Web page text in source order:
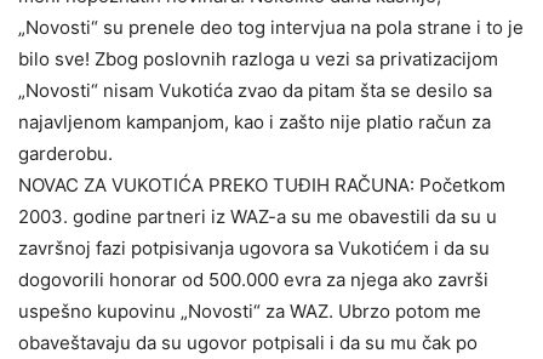
„Novosti“ su prenele deo tog intervjua na pola strane i to je
bilo sve! Zbog poslovnih razloga u vezi sa privatizacijom
„Novosti“ nisam Vukotića zvao da pitam šta se desilo sa
najavljenom kampanjom, kao i zašto nije platio račun za
garderobu.
NOVAC ZA VUKOTIĆA PREKO TUĐIH RAČUNA: Početkom
2003. godine partneri iz WAZ-a su me obavestili da su u
završnoj fazi potpisivanja ugovora sa Vukotićem i da su
dogovorili honorar od 500.000 evra za njega ako završi
uspešno kupovinu „Novosti“ za WAZ. Ubrzo potom me
obaveštavaju da su ugovor potpisali i da su mu čak po